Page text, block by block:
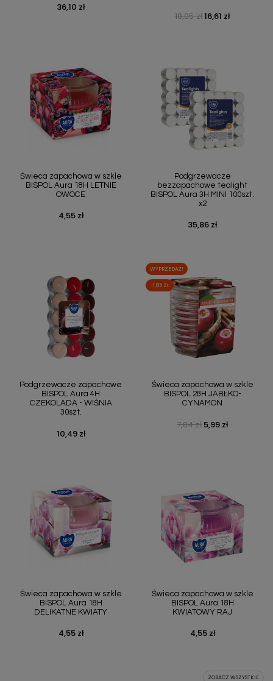
Cena
36,10 zł
Cena podstawowa
18,05 zł Cena
16,61 zł
Świeca zapachowa w szkle
BISPOL Aura 18H LETNIE
OWOCE
Cena
4,55 zł
Podgrzewacze
bezzapachowe tealight
BISPOL Aura 3H MINI 100szt.
x2
Cena
35,86 zł
Podgrzewacze zapachowe
BISPOL Aura 4H
CZEKOLADA - WIŚNIA
30szt.
Cena
10,49 zł
Świeca zapachowa w szkle
BISPOL 28H JABŁKO-
CYNAMON
Cena podstawowa
7,84 zł Cena
5,99 zł
-1,85 ZŁ
WYPRZEDAŻ!
Świeca zapachowa w szkle
BISPOL Aura 18H
DELIKATNE KWIATY
Cena
4,55 zł
Świeca zapachowa w szkle
BISPOL Aura 18H
KWIATOWY RAJ
Cena
4,55 zł
ZOBACZ WSZYSTKIE